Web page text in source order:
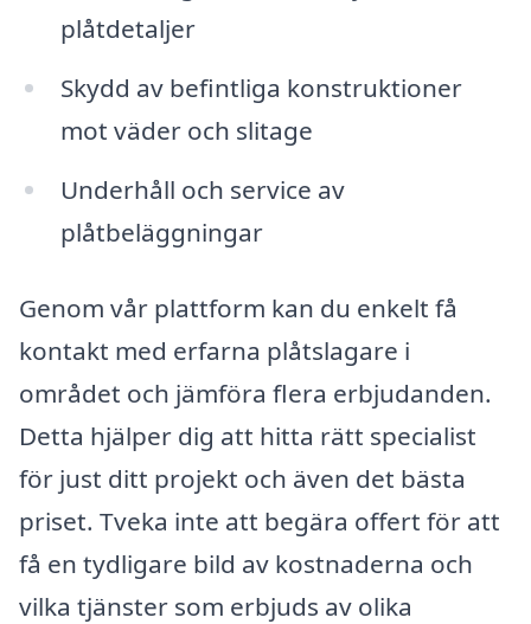
plåtdetaljer
Skydd av befintliga konstruktioner
mot väder och slitage
Underhåll och service av
plåtbeläggningar
Genom vår plattform kan du enkelt få
kontakt med erfarna plåtslagare i
området och jämföra flera erbjudanden.
Detta hjälper dig att hitta rätt specialist
för just ditt projekt och även det bästa
priset. Tveka inte att begära offert för att
få en tydligare bild av kostnaderna och
vilka tjänster som erbjuds av olika